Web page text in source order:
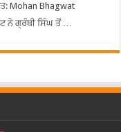
Mohan Bhagwat
ਨੇ ਗ੍ਰੰਥੀ ਸਿੰਘ ਤੋਂ …